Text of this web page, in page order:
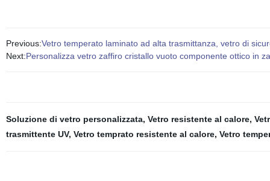
Previous:Vetro temperato laminato ad alta trasmittanza, vetro di
Next:Personalizza vetro zaffiro cristallo vuoto componente ottico in
Soluzione di vetro personalizzata, Vetro resistente al calore,
trasmittente UV, Vetro temprato resistente al calore, Vetro